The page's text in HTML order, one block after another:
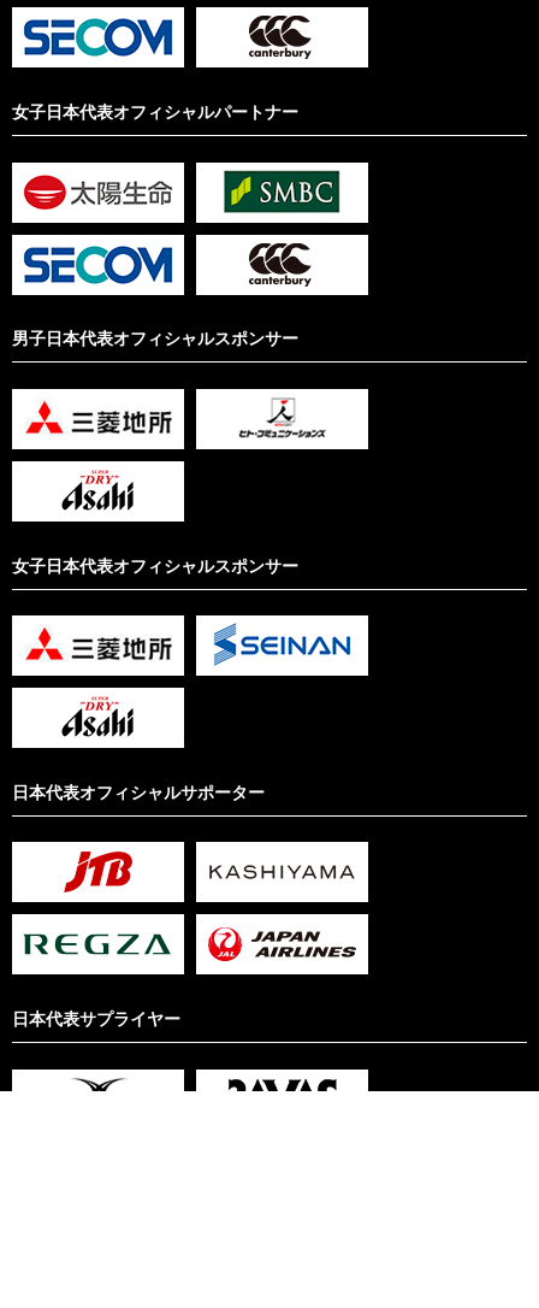
女子日本代表オフィシャルパートナー
男子日本代表オフィシャルスポンサー
女子日本代表オフィシャルスポンサー
日本代表オフィシャルサポーター
日本代表サプライヤー